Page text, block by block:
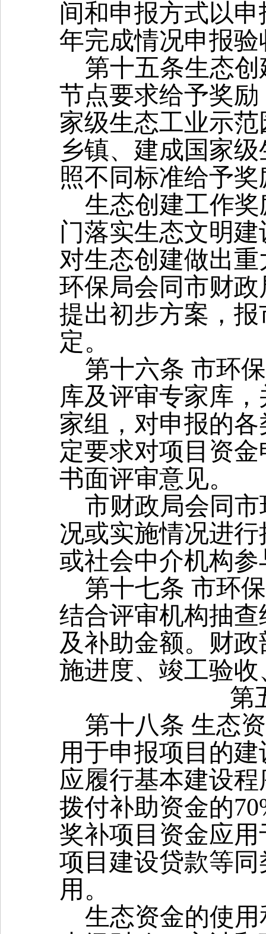
间和申报方式以
年完成情况申报
第十五条生态
节点要求给予奖
家级生态工业示
乡镇、建成国家
照不同标准给予奖
生态创建工作
门落实生态文明
对生态创建做出
环保局会同市财
提出初步方案，
定。
第十六条 市环
库及评审专家库
家组，对申报的
定要求对项目资
书面评审意见。
市财政局会同
况或实施情况进
或社会中介机构参
第十七条 市环
结合评审机构抽
及补助金额。财
施进度、竣工验
第
第十八条 生态
用于申报项目的建
应履行基本建设
拨付补助资金的
奖补项目资金应
项目建设贷款等
用。
生态资金的使